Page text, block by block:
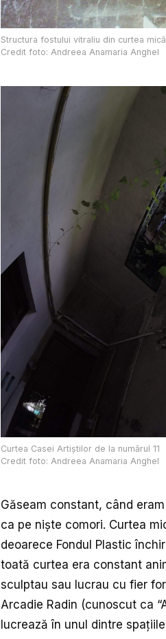
Structura fostului vitraliu din curtea
Credit foto: Andreea Anamaria Anghel
Curtea Casei Artiștilor de la numărul 11
Credit foto: Andreea Anamaria Anghel
Găseam constant, când
ca pe niște comori. Curtea
deoarece Fondul Plastic
toată curtea era constant
sculptau sau lucrau cu fier
Arcadie Radin (cunoscut ca
lucrează în unul dintre